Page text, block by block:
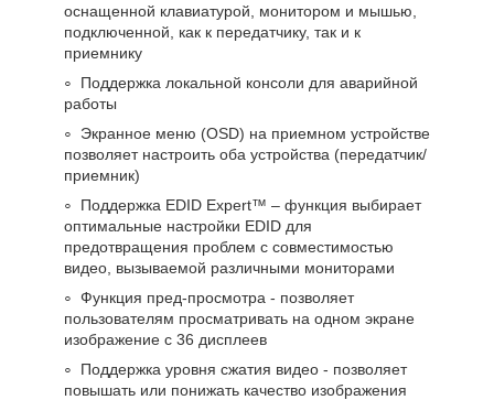
оснащенной клавиатурой, монитором и мышью,
подключенной, как к передатчику, так и к
приемнику
Поддержка локальной консоли для аварийной
работы
Экранное меню (OSD) на приемном устройстве
позволяет настроить оба устройства (передатчик/
приемник)
Поддержка EDID Expert™ – функция выбирает
оптимальные настройки EDID для
предотвращения проблем с совместимостью
видео, вызываемой различными мониторами
Функция пред-просмотра - позволяет
пользователям просматривать на одном экране
изображение с 36 дисплеев
Поддержка уровня сжатия видео - позволяет
повышать или понижать качество изображения